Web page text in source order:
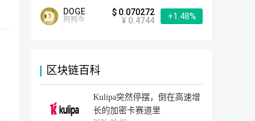
DOGE
狗狗币
$ 0.070272
¥ 0.4744
+1.48%
区块链百科
Kulipa突然停摆，倒在高速增
长的加密卡赛道里